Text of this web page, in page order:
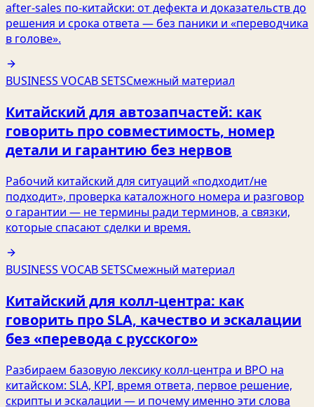
after‑sales по‑китайски: от дефекта и доказательств до
решения и срока ответа — без паники и «переводчика
в голове».
BUSINESS VOCAB SETSСмежный материал
Китайский для автозапчастей: как
говорить про совместимость, номер
детали и гарантию без нервов
Рабочий китайский для ситуаций «подходит/не
подходит», проверка каталожного номера и разговор
о гарантии — не термины ради терминов, а связки,
которые спасают сделки и время.
BUSINESS VOCAB SETSСмежный материал
Китайский для колл-центра: как
говорить про SLA, качество и эскалации
без «перевода с русского»
Разбираем базовую лексику колл-центра и BPO на
китайском: SLA, KPI, время ответа, первое решение,
скрипты и эскалации — и почему именно эти слова